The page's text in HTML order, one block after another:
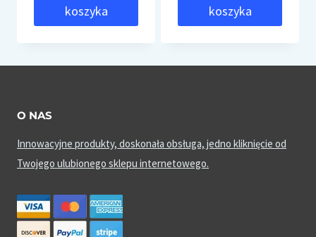
koszyka koszyka
O NAS
Innowacyjne produkty, doskonała obsługa, jedno kliknięcie od
Twojego ulubionego sklepu internetowego.